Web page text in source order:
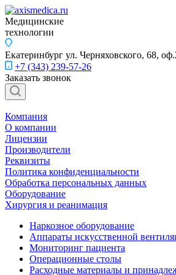
Медицинские
технологии
Екатеринбург ул. Черняховского, 68,
+7 (343) 239-57-26
Заказать звонок
Компания
О компании
Лицензии
Производители
Реквизиты
Политика конфиденциальности
Обработка персональных данных
Оборудование
Хирургия и реанимация
Наркозное оборудование
Аппараты искусственной
Мониторинг пациента
Операционные столы
Расходные материалы и